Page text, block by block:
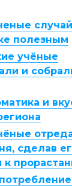
полезным
учёные
и
и
сделав
к